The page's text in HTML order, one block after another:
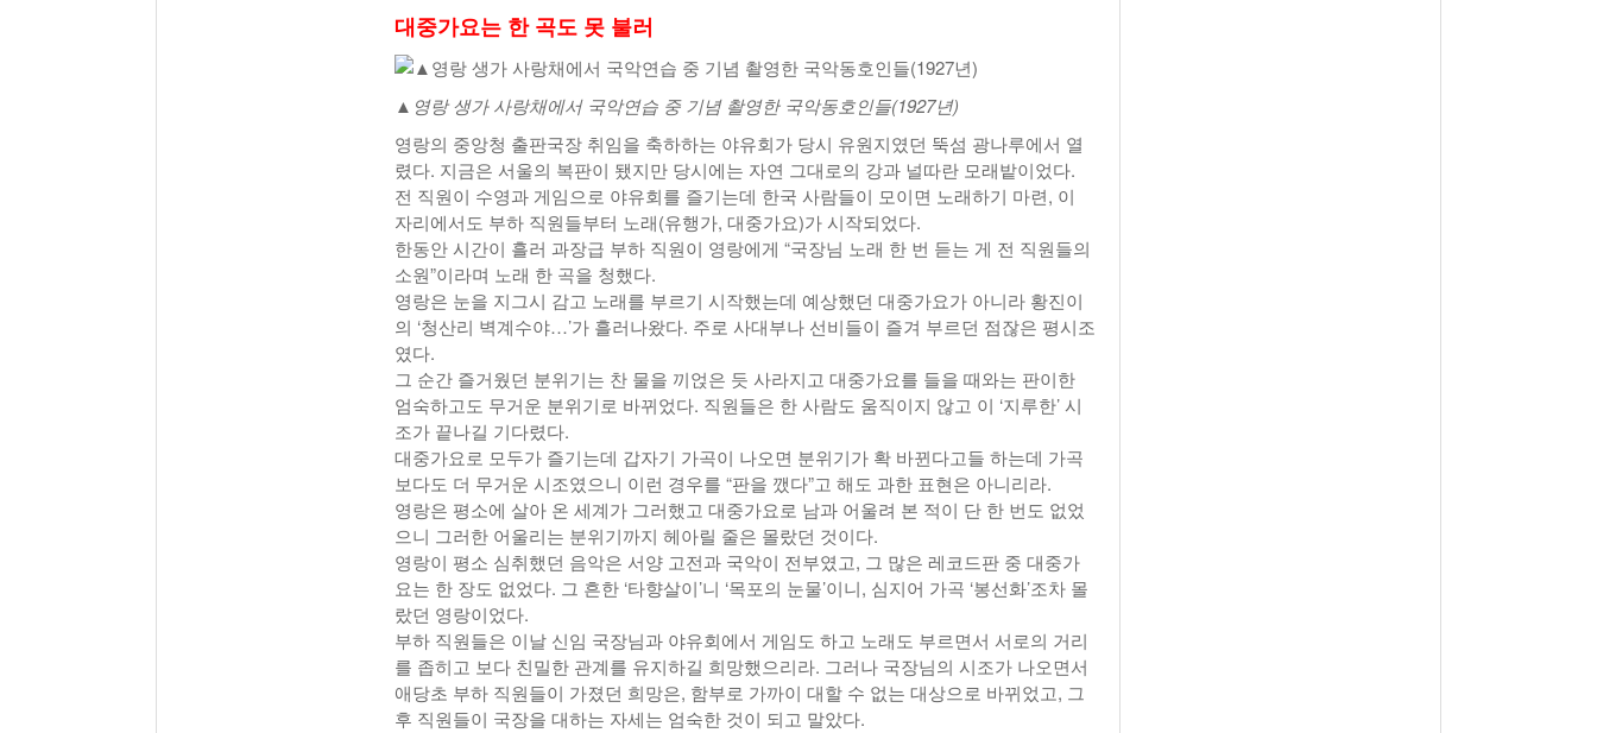
대중가요는 한 곡도 못 불러
▲영랑 생가 사랑채에서 국악연습 중 기념 촬영한 국악동호인들(1927년)
영랑의 중앙청 출판국장 취임을 축하하는 야유회가 당시 유원지였던 뚝섬 광나루에서 열
렸다. 지금은 서울의 복판이 됐지만 당시에는 자연 그대로의 강과 널따란 모래밭이었다.
전 직원이 수영과 게임으로 야유회를 즐기는데 한국 사람들이 모이면 노래하기 마련, 이
자리에서도 부하 직원들부터 노래(유행가, 대중가요)가 시작되었다.
한동안 시간이 흘러 과장급 부하 직원이 영랑에게 “국장님 노래 한 번 듣는 게 전 직원들의
소원”이라며 노래 한 곡을 청했다.
영랑은 눈을 지그시 감고 노래를 부르기 시작했는데 예상했던 대중가요가 아니라 황진이
의 ‘청산리 벽계수야…’가 흘러나왔다. 주로 사대부나 선비들이 즐겨 부르던 점잖은 평시조
였다.
그 순간 즐거웠던 분위기는 찬 물을 끼얹은 듯 사라지고 대중가요를 들을 때와는 판이한
엄숙하고도 무거운 분위기로 바뀌었다. 직원들은 한 사람도 움직이지 않고 이 ‘지루한’ 시
조가 끝나길 기다렸다.
대중가요로 모두가 즐기는데 갑자기 가곡이 나오면 분위기가 확 바뀐다고들 하는데 가곡
보다도 더 무거운 시조였으니 이런 경우를 “판을 깼다”고 해도 과한 표현은 아니리라.
영랑은 평소에 살아 온 세계가 그러했고 대중가요로 남과 어울려 본 적이 단 한 번도 없었
으니 그러한 어울리는 분위기까지 헤아릴 줄은 몰랐던 것이다.
영랑이 평소 심취했던 음악은 서양 고전과 국악이 전부였고, 그 많은 레코드판 중 대중가
요는 한 장도 없었다. 그 흔한 ‘타향살이’니 ‘목포의 눈물’이니, 심지어 가곡 ‘봉선화’조차 몰
랐던 영랑이었다.
부하 직원들은 이날 신임 국장님과 야유회에서 게임도 하고 노래도 부르면서 서로의 거리
를 좁히고 보다 친밀한 관계를 유지하길 희망했으리라. 그러나 국장님의 시조가 나오면서
애당초 부하 직원들이 가졌던 희망은, 함부로 가까이 대할 수 없는 대상으로 바뀌었고, 그
후 직원들이 국장을 대하는 자세는 엄숙한 것이 되고 말았다.